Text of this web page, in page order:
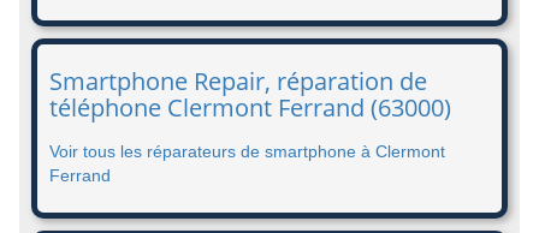
Smartphone Repair, réparation de
téléphone Clermont Ferrand (63000)
Voir tous les réparateurs de smartphone à Clermont
Ferrand